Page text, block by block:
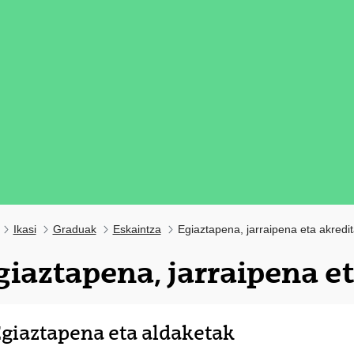
azpiorriak
Ikasi Graduak Eskaintza Egiaztapena, jarraipena eta
jarraipena
eta aldaketak